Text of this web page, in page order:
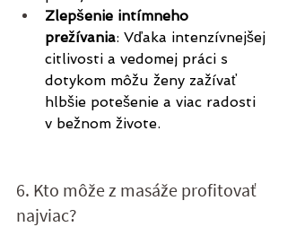
Zlepšenie intímneho
prežívania: Vďaka intenzívnejšej
citlivosti a vedomej práci s
dotykom môžu ženy zažívať
hlbšie potešenie a viac radosti
v bežnom živote.
6. Kto môže z masáže profitovať
najviac?